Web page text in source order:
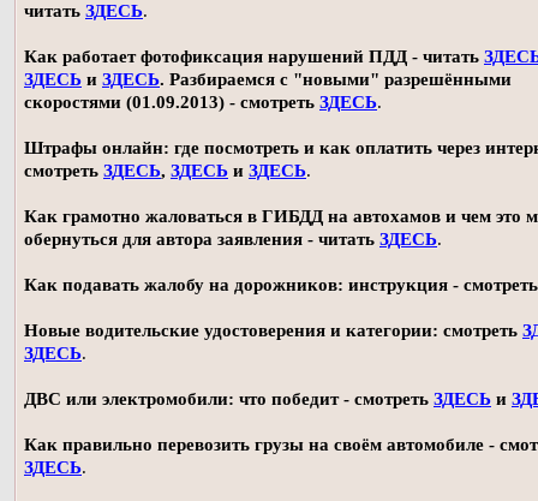
читать ЗДЕСЬ.
Как работает фотофиксация нарушений ПДД - читать
ЗДЕСЬ и ЗДЕСЬ. Разбираемся с "новыми" разрешёнными
скоростями (01.09.2013) - смотреть ЗДЕСЬ.
Штрафы онлайн: где посмотреть и как оплатить через
смотреть ЗДЕСЬ, ЗДЕСЬ и ЗДЕСЬ.
Как грамотно жаловаться в ГИБДД на автохамов и чем это
обернуться для автора заявления - читать ЗДЕСЬ.
Как подавать жалобу на дорожников: инструкция -
Новые водительские удостоверения и категории: смотреть
ЗДЕСЬ.
ДВС или электромобили: что победит - смотреть ЗДЕСЬ и
Как правильно перевозить грузы на своём автомобиле -
ЗДЕСЬ.